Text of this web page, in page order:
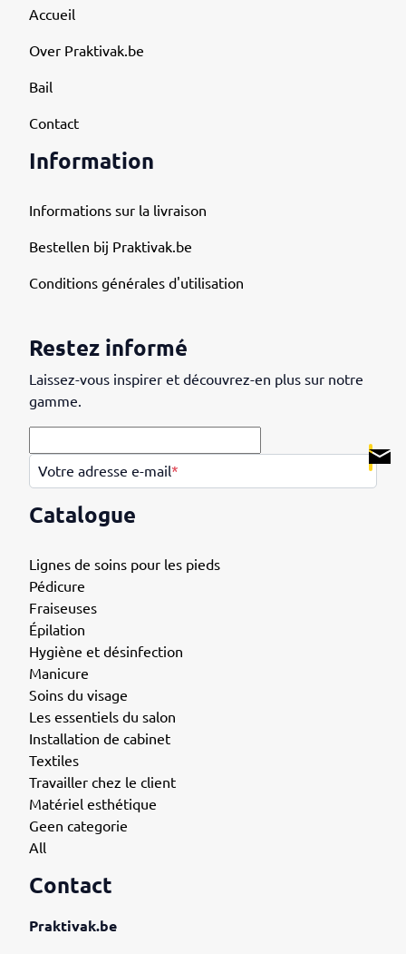
Contact
Praktivak.be
Accueil
Over Praktivak.be
Bail
Contact
Catalogue
Lignes de soins pour les pieds
Pédicure
Fraiseuses
Épilation
Hygiène et désinfection
Manicure
Soins du visage
Les essentiels du salon
Installation de cabinet
Textiles
Travailler chez le client
Matériel esthétique
Geen categorie
All
Information
Informations sur la livraison
Bestellen bij Praktivak.be
Conditions générales d'utilisation
Restez informé
Laissez-vous inspirer et découvrez-en plus sur notre
gamme.
Votre adresse e-mail*
.